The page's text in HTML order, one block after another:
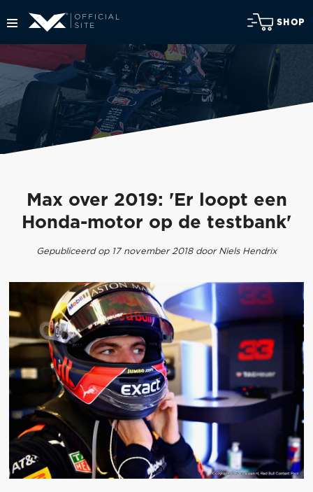
SHOP
Max over 2019: 'Er loopt een
Honda-motor op de testbank'
Gepubliceerd op 17 november 2018 door Niels Hendrix